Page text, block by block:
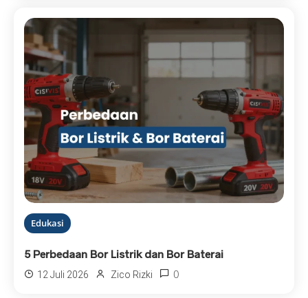
Edukasi
5 Perbedaan Bor Listrik dan Bor Baterai
12 Juli 2026 Zico Rizki 0